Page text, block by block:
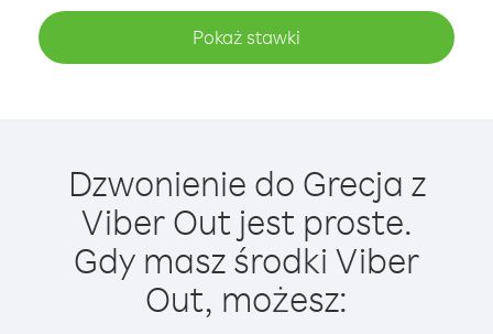
Pokaż stawki
Dzwonienie do Grecja z
Viber Out jest proste.
Gdy masz środki Viber
Out, możesz: